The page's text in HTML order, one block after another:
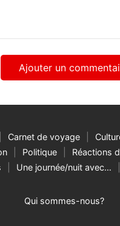
Carnet de voyage
Politique Réactions
Une journée/nuit avec…
Qui sommes-nous?